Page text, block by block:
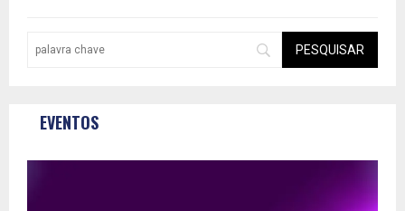
EVENTOS